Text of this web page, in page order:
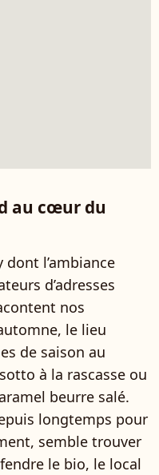
au cœur du
l’ambiance
d’adresses
nos
le lieu
de saison au
à la rascasse ou
beurre salé.
longtemps pour
semble trouver
le bio, le local